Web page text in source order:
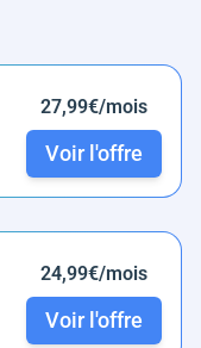
27,99€/mois
Voir l'offre
24,99€/mois
Voir l'offre